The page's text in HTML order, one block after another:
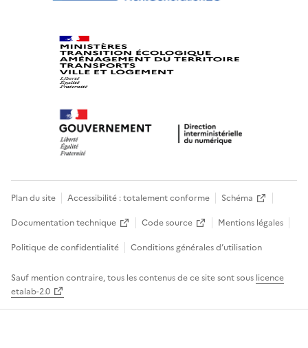
Plan du site Accessibilité : totalement conforme
Schéma
Documentation technique
Code source
Mentions légales
Politique de confidentialité
Conditions générales d’utilisation
Sauf mention contraire, tous les contenus de ce site sont sous licence
etalab-2.0